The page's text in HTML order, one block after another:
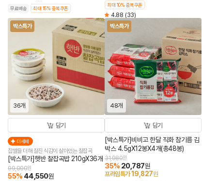
무료배송 최대 15% 중복쿠폰
최대 10% 중복쿠폰
4.88 (33)
박스특가
36개
담기
더세페
찹쌀을 더해 찰진 식감이 살아있는 찰잡곡
[박스특가]햇반 찰잡곡밥 210gX36개
99,000원
55% 44,550원
박스특가
48개
담기
[박스특가]비비고 한달 직화 참기름 김
박스 4.5gX12봉X4개(총48봉)
31,980원
35% 20,787원
프라임특가19,827원